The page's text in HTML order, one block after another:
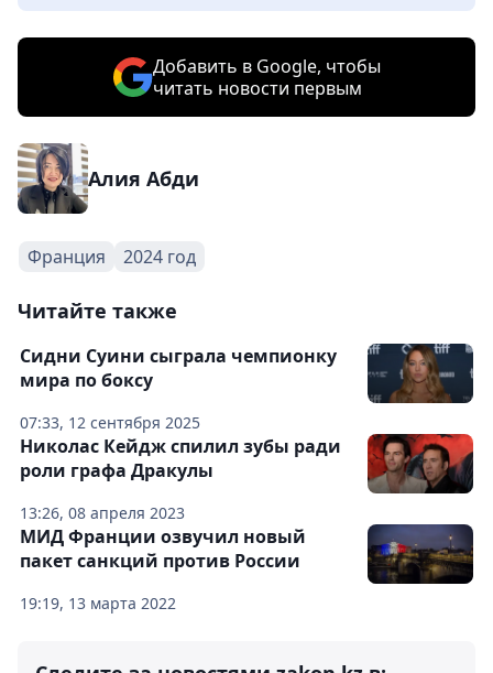
Добавить в Google, чтобы
читать новости первым
Алия Абди
Франция 2024 год
Читайте также
07:33, 12 сентября 2025
Сидни Суини сыграла чемпионку
мира по боксу
13:26, 08 апреля 2023
Николас Кейдж спилил зубы ради
роли графа Дракулы
19:19, 13 марта 2022
МИД Франции озвучил новый
пакет санкций против России